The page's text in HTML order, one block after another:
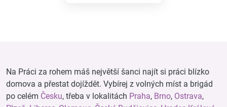
Na Práci za rohem máš největší šanci najít si práci blízko
domova a přestat dojíždět. Vybírej z volných míst a brigád
po celém Česku, třeba v lokalitách Praha, Brno, Ostrava,